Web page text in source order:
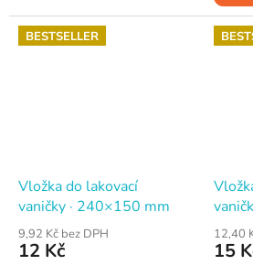
BESTSELLER
Vložka do lakovací
vaničky · 240×150 mm
9,92 Kč bez DPH
12 Kč
12,40
15